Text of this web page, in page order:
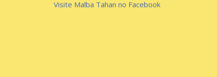
Visite Malba Tahan no Facebook